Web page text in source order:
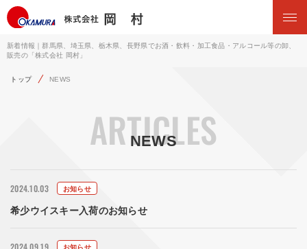
新着情報｜群馬県、埼玉県、栃木県、長野県でお酒・飲料・加工食品・アルコール等の卸、
販売の「株式会社 岡村」
トップ NEWS
ARTICLES
NEWS
2024.10.03 お知らせ
希少ウイスキー入荷のお知らせ
2024.09.19 お知らせ